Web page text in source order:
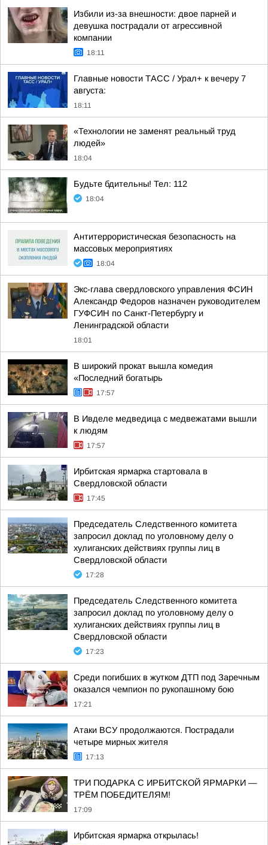
Избили из-за внешности: двое парней и
девушка пострадали от агрессивной
компании
18:11
Главные новости ТАСС / Урал+ к вечеру 7
августа:
18:11
«Технологии не заменят реальный труд
людей»
18:04
Будьте бдительны! Тел: 112
18:04
Антитеррористическая безопасность на
массовых мероприятиях
18:04
Экс-глава свердловского управления ФСИН
Александр Федоров назначен руководителем
ГУФСИН по Санкт-Петербургу и
Ленинградской области
18:01
В широкий прокат вышла комедия
«Последний богатырь
17:57
В Ивделе медведица с медвежатами вышли
к людям
17:57
Ирбитская ярмарка стартовала в
Свердловской области
17:45
Председатель Следственного комитета
запросил доклад по уголовному делу о
хулиганских действиях группы лиц в
Свердловской области
17:28
Председатель Следственного комитета
запросил доклад по уголовному делу о
хулиганских действиях группы лиц в
Свердловской области
17:23
Среди погибших в жутком ДТП под Заречным
оказался чемпион по рукопашному бою
17:21
Атаки ВСУ продолжаются. Пострадали
четыре мирных жителя
17:13
ТРИ ПОДАРКА С ИРБИТСКОЙ ЯРМАРКИ —
ТРЁМ ПОБЕДИТЕЛЯМ!
17:09
Ирбитская ярмарка открылась!